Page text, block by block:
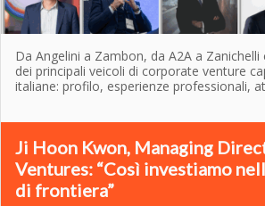
Da Angelini a Zambon, da A2A a
dei principali veicoli di corporate venture
italiane: profilo, esperienze professionali,
Ji Hoon Kwon, Managing
Ventures: “Così investiamo
di frontiera”